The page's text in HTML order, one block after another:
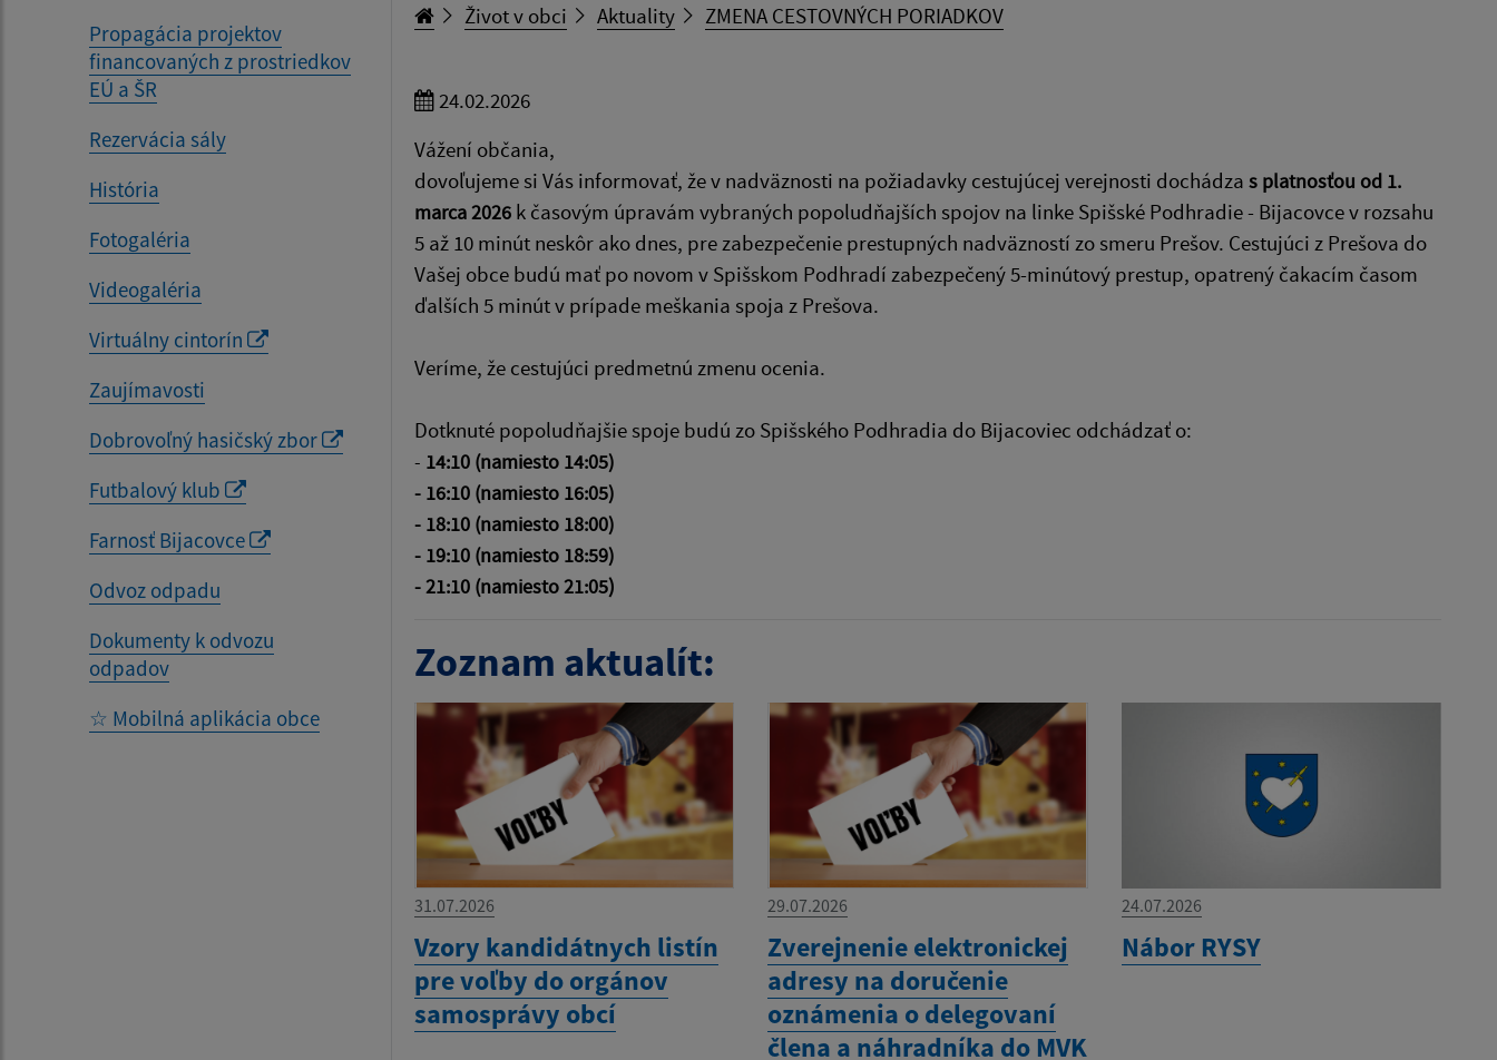
Propagácia projektov
financovaných z prostriedkov
EÚ a ŠR
Rezervácia sály
História
Fotogaléria
Videogaléria
Virtuálny cintorín
Zaujímavosti
Dobrovoľný hasičský zbor
Futbalový klub
Farnosť Bijacovce
Odvoz odpadu
Dokumenty k odvozu
odpadov
☆ Mobilná aplikácia obce
Život v obci Aktuality ZMENA CESTOVNÝCH PORIADKOV
24.02.2026
Vážení občania,
dovoľujeme si Vás informovať, že v nadväznosti na požiadavky cestujúcej verejnosti dochádza s platnosťou od 1.
marca 2026 k časovým úpravám vybraných popoludňajších spojov na linke Spišské Podhradie - Bijacovce v rozsahu
5 až 10 minút neskôr ako dnes, pre zabezpečenie prestupných nadväzností zo smeru Prešov. Cestujúci z Prešova do
Vašej obce budú mať po novom v Spišskom Podhradí zabezpečený 5-minútový prestup, opatrený čakacím časom
ďalších 5 minút v prípade meškania spoja z Prešova.
Veríme, že cestujúci predmetnú zmenu ocenia.
Dotknuté popoludňajšie spoje budú zo Spišského Podhradia do Bijacoviec odchádzať o:
- 14:10 (namiesto 14:05)
- 16:10 (namiesto 16:05)
- 18:10 (namiesto 18:00)
- 19:10 (namiesto 18:59)
- 21:10 (namiesto 21:05)
Zoznam aktualít:
31.07.2026
Vzory kandidátnych listín
pre voľby do orgánov
samosprávy obcí
29.07.2026
Zverejnenie elektronickej
adresy na doručenie
oznámenia o delegovaní
člena a náhradníka do MVK
24.07.2026
Nábor RYSY